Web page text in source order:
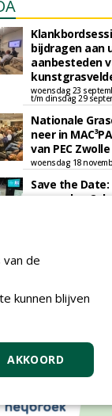
bijdragen aan
aanbesteden
woensdag 23
t/m dinsdag 29
Nationale
neer in
van PEC Zwolle
woensdag 18
Save the Date:
woensdag 2
de
kunnen blijven
AKKOORD